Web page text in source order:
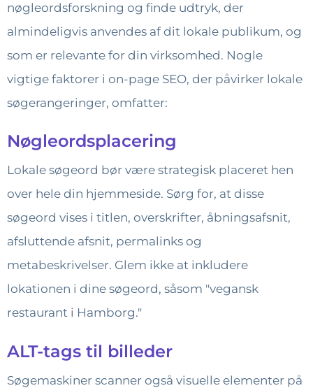
nøgleordsforskning og finde udtryk, der
almindeligvis anvendes af dit lokale publikum, og
som er relevante for din virksomhed. Nogle
vigtige faktorer i on-page SEO, der påvirker lokale
søgerangeringer, omfatter:
Nøgleordsplacering
Lokale søgeord bør være strategisk placeret hen
over hele din hjemmeside. Sørg for, at disse
søgeord vises i titlen, overskrifter, åbningsafsnit,
afsluttende afsnit, permalinks og
metabeskrivelser. Glem ikke at inkludere
lokationen i dine søgeord, såsom "vegansk
restaurant i Hamborg."
ALT-tags til billeder
Søgemaskiner scanner også visuelle elementer på